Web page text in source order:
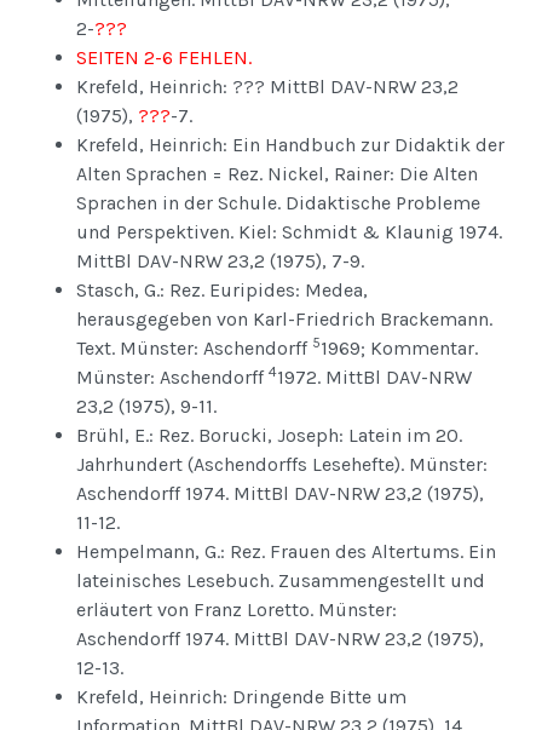
2-???
SEITEN 2-6 FEHLEN.
Krefeld, Heinrich: ??? MittBl DAV-NRW 23,2
(1975), ???-7.
Krefeld, Heinrich: Ein Handbuch zur Didaktik der
Alten Sprachen = Rez. Nickel, Rainer: Die Alten
Sprachen in der Schule. Didaktische Probleme
und Perspektiven. Kiel: Schmidt & Klaunig 1974.
MittBl DAV-NRW 23,2 (1975), 7-9.
Stasch, G.: Rez. Euripides: Medea,
herausgegeben von Karl-Friedrich Brackemann.
Text. Münster: Aschendorff 51969; Kommentar.
Münster: Aschendorff 41972. MittBl DAV-NRW
23,2 (1975), 9-11.
Brühl, E.: Rez. Borucki, Joseph: Latein im 20.
Jahrhundert (Aschendorffs Lesehefte). Münster:
Aschendorff 1974. MittBl DAV-NRW 23,2 (1975),
11-12.
Hempelmann, G.: Rez. Frauen des Altertums. Ein
lateinisches Lesebuch. Zusammengestellt und
erläutert von Franz Loretto. Münster:
Aschendorff 1974. MittBl DAV-NRW 23,2 (1975),
12-13.
Krefeld, Heinrich: Dringende Bitte um